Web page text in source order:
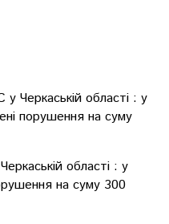
Черкаській області : у
порушення на суму